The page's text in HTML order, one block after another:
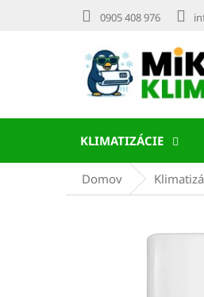
0905 408 976
KLIMATIZÁCIE
Domov